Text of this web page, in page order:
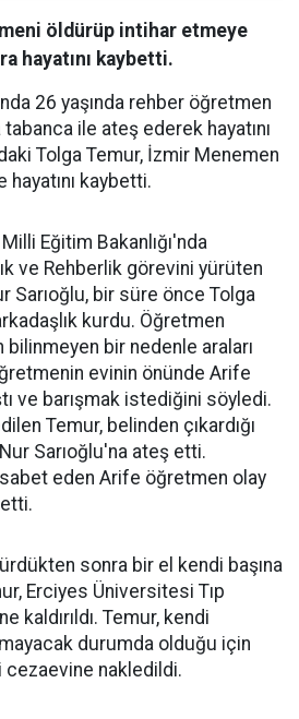
öldürüp intihar etmeye
hayatını kaybetti.
26 yaşında rehber öğretmen
ile ateş ederek hayatını
Tolga Temur, İzmir Menemen
kaybetti.
Eğitim Bakanlığı'nda
ve Rehberlik görevini yürüten
Sarıoğlu, bir süre önce Tolga
kurdu. Öğretmen
bilinmeyen bir nedenle araları
evinin önünde Arife
ve barışmak istediğini söyledi.
Temur, belinden çıkardığı
Sarıoğlu'na ateş etti.
eden Arife öğretmen olay
sonra bir el kendi başına
Erciyes Üniversitesi Tıp
kaldırıldı. Temur, kendi
durumda olduğu için
cezaevine nakledildi.